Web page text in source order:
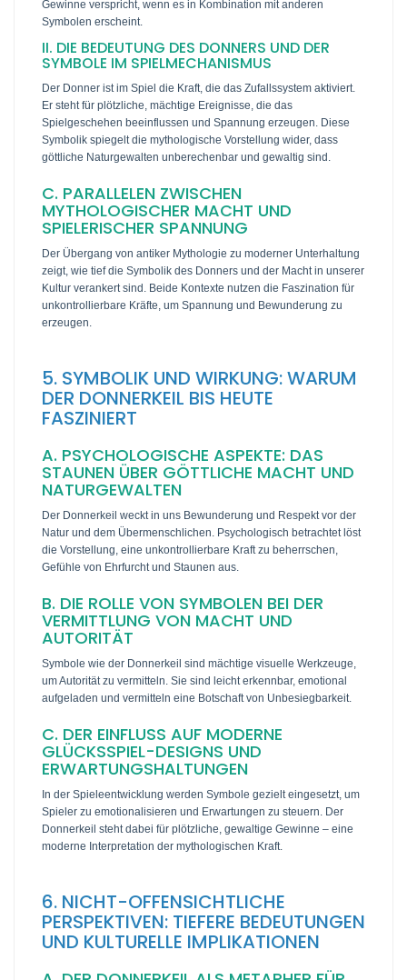
Gewinne verspricht, wenn es in Kombination mit anderen
Symbolen erscheint.
II. DIE BEDEUTUNG DES DONNERS UND DER
SYMBOLE IM SPIELMECHANISMUS
Der Donner ist im Spiel die Kraft, die das Zufallssystem aktiviert.
Er steht für plötzliche, mächtige Ereignisse, die das
Spielgeschehen beeinflussen und Spannung erzeugen. Diese
Symbolik spiegelt die mythologische Vorstellung wider, dass
göttliche Naturgewalten unberechenbar und gewaltig sind.
C. PARALLELEN ZWISCHEN
MYTHOLOGISCHER MACHT UND
SPIELERISCHER SPANNUNG
Der Übergang von antiker Mythologie zu moderner Unterhaltung
zeigt, wie tief die Symbolik des Donners und der Macht in unserer
Kultur verankert sind. Beide Kontexte nutzen die Faszination für
unkontrollierbare Kräfte, um Spannung und Bewunderung zu
erzeugen.
5. SYMBOLIK UND WIRKUNG: WARUM
DER DONNERKEIL BIS HEUTE
FASZINIERT
A. PSYCHOLOGISCHE ASPEKTE: DAS
STAUNEN ÜBER GÖTTLICHE MACHT UND
NATURGEWALTEN
Der Donnerkeil weckt in uns Bewunderung und Respekt vor der
Natur und dem Übermenschlichen. Psychologisch betrachtet löst
die Vorstellung, eine unkontrollierbare Kraft zu beherrschen,
Gefühle von Ehrfurcht und Staunen aus.
B. DIE ROLLE VON SYMBOLEN BEI DER
VERMITTLUNG VON MACHT UND
AUTORITÄT
Symbole wie der Donnerkeil sind mächtige visuelle Werkzeuge,
um Autorität zu vermitteln. Sie sind leicht erkennbar, emotional
aufgeladen und vermitteln eine Botschaft von Unbesiegbarkeit.
C. DER EINFLUSS AUF MODERNE
GLÜCKSSPIEL-DESIGNS UND
ERWARTUNGSHALTUNGEN
In der Spieleentwicklung werden Symbole gezielt eingesetzt, um
Spieler zu emotionalisieren und Erwartungen zu steuern. Der
Donnerkeil steht dabei für plötzliche, gewaltige Gewinne – eine
moderne Interpretation der mythologischen Kraft.
6. NICHT-OFFENSICHTLICHE
PERSPEKTIVEN: TIEFERE BEDEUTUNGEN
UND KULTURELLE IMPLIKATIONEN